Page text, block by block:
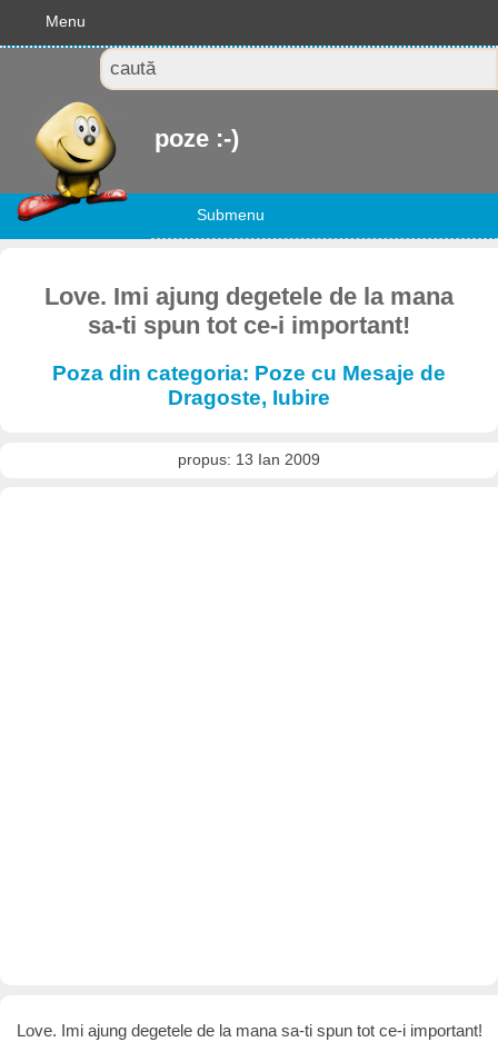
Menu
poze :-)
Submenu
Love. Imi ajung degetele de la mana
sa-ti spun tot ce-i important!
Poza din categoria: Poze cu Mesaje de
Dragoste, Iubire
propus: 13 Ian 2009
Love. Imi ajung degetele de la mana sa-ti spun tot ce-i important!